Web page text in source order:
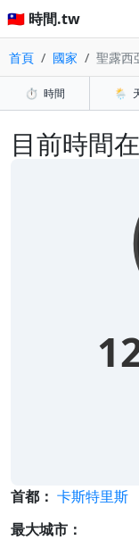
🇹🇼 時間.tw
首頁 國家 聖露西
⏱️ 時間 🌦️
目前時間
首都： 卡斯特里斯
最大城市：